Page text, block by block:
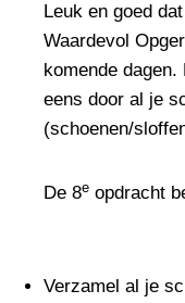
Leuk en goed
Waardevol
komende
eens door al je
(schoenen/
De 8e opdracht
Verzamel al je